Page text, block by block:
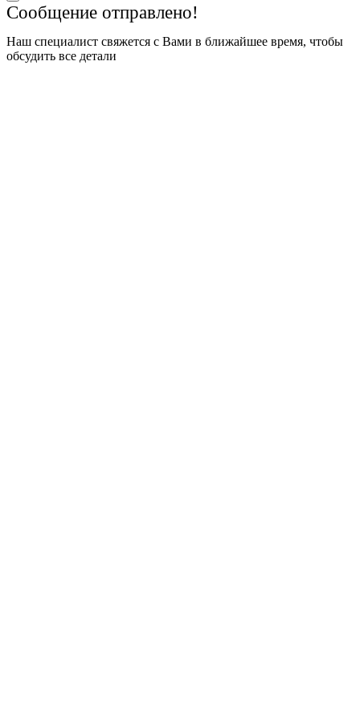
Сообщение отправлено!
Наш специалист свяжется с Вами в ближайшее время, чтобы
обсудить все детали